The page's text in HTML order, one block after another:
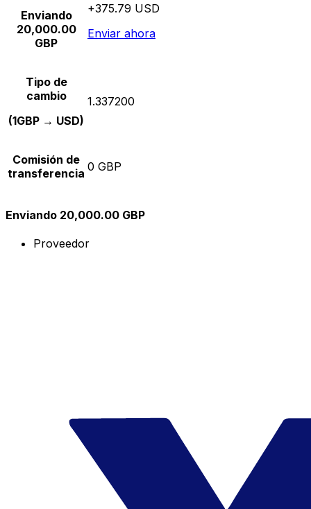
Enviando
20,000.00
GBP
+375.79 USD
Enviar ahora
Tipo de
cambio
(1GBP → USD)
1.337200
Comisión de
transferencia 0 GBP
Enviando 20,000.00 GBP
Proveedor